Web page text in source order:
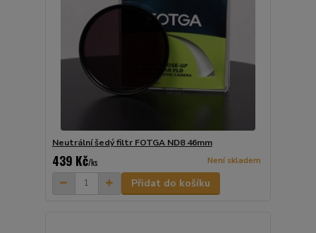
Neutrální šedý filtr FOTGA ND8 46mm
439 Kč/ks Není skladem
Přidat do košíku